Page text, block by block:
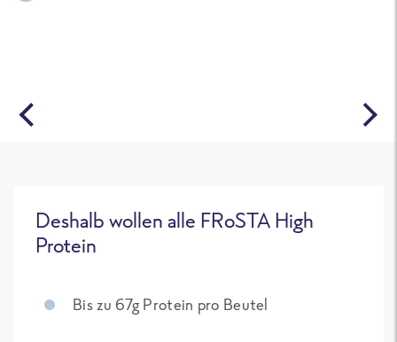
Deshalb wollen alle FRoSTA High
Protein
Bis zu 67g Protein pro Beutel